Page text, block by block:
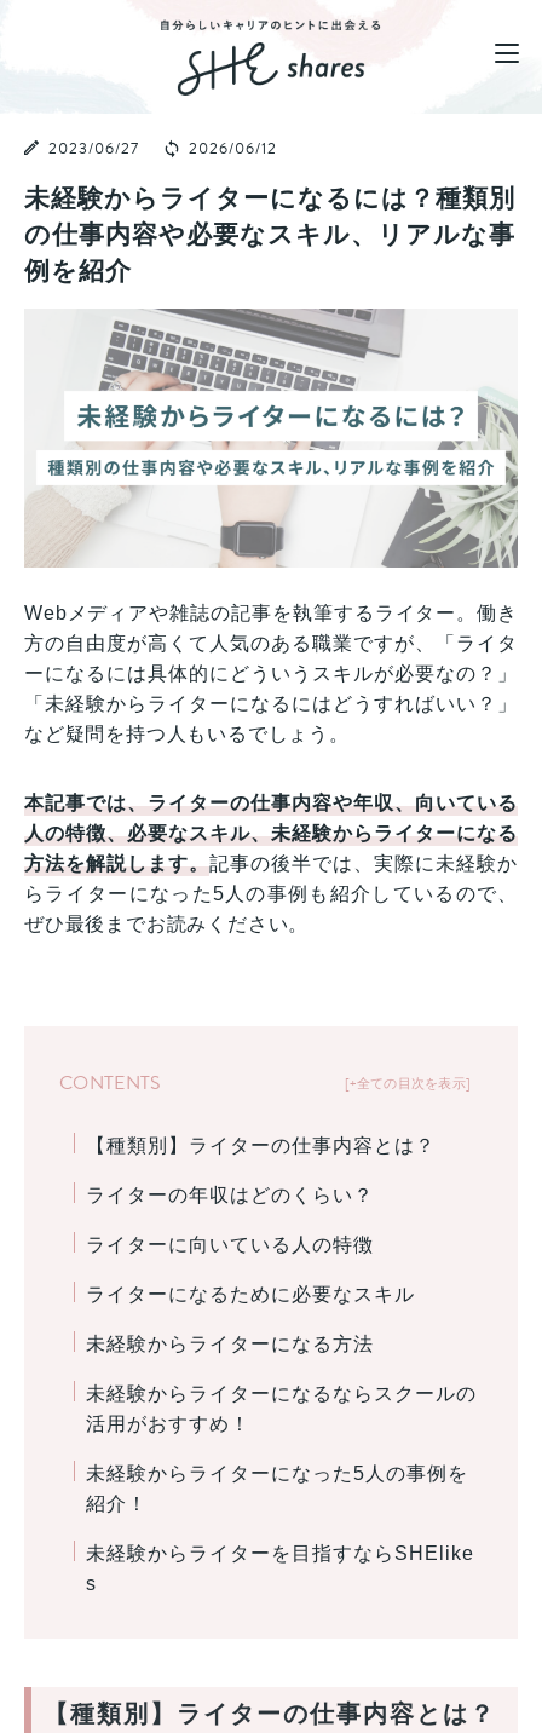
2023/06/27 2026/06/12
未経験からライターになるには？種類別
の仕事内容や必要なスキル、リアルな事
例を紹介
Webメディアや雑誌の記事を執筆するライター。働き
方の自由度が高くて人気のある職業ですが、「ライタ
ーになるには具体的にどういうスキルが必要なの？」
「未経験からライターになるにはどうすればいい？」
など疑問を持つ人もいるでしょう。
本記事では、ライターの仕事内容や年収、向いている
人の特徴、必要なスキル、未経験からライターになる
方法を解説します。記事の後半では、実際に未経験か
らライターになった5人の事例も紹介しているので、
ぜひ最後までお読みください。
+全ての目次を表示
CONTENTS
【種類別】ライターの仕事内容とは？
ライターの年収はどのくらい？
ライターに向いている人の特徴
ライターになるために必要なスキル
未経験からライターになる方法
未経験からライターになるならスクールの
活用がおすすめ！
未経験からライターになった5人の事例を
紹介！
未経験からライターを目指すならSHElike
s
【種類別】ライターの仕事内容とは？